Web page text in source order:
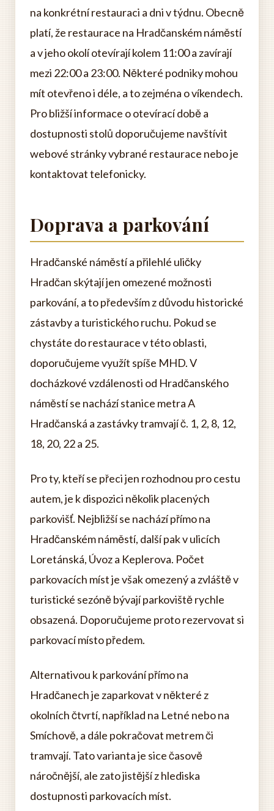
na konkrétní restauraci a dni v týdnu. Obecně
platí, že restaurace na Hradčanském náměstí
a v jeho okolí otevírají kolem 11:00 a zavírají
mezi 22:00 a 23:00. Některé podniky mohou
mít otevřeno i déle, a to zejména o víkendech.
Pro bližší informace o otevírací době a
dostupnosti stolů doporučujeme navštívit
webové stránky vybrané restaurace nebo je
kontaktovat telefonicky.
Doprava a parkování
Hradčanské náměstí a přilehlé uličky
Hradčan skýtají jen omezené možnosti
parkování, a to především z důvodu historické
zástavby a turistického ruchu. Pokud se
chystáte do restaurace v této oblasti,
doporučujeme využít spíše MHD. V
docházkové vzdálenosti od Hradčanského
náměstí se nachází stanice metra A
Hradčanská a zastávky tramvají č. 1, 2, 8, 12,
18, 20, 22 a 25.
Pro ty, kteří se přeci jen rozhodnou pro cestu
autem, je k dispozici několik placených
parkovišť. Nejbližší se nachází přímo na
Hradčanském náměstí, další pak v ulicích
Loretánská, Úvoz a Keplerova. Počet
parkovacích míst je však omezený a zvláště v
turistické sezóně bývají parkoviště rychle
obsazená. Doporučujeme proto rezervovat si
parkovací místo předem.
Alternativou k parkování přímo na
Hradčanech je zaparkovat v některé z
okolních čtvrtí, například na Letné nebo na
Smíchově, a dále pokračovat metrem či
tramvají. Tato varianta je sice časově
náročnější, ale zato jistější z hlediska
dostupnosti parkovacích míst.